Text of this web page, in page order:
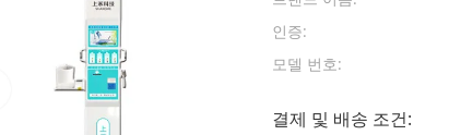
인증:
모델 번호:
결제 및 배송 조건: